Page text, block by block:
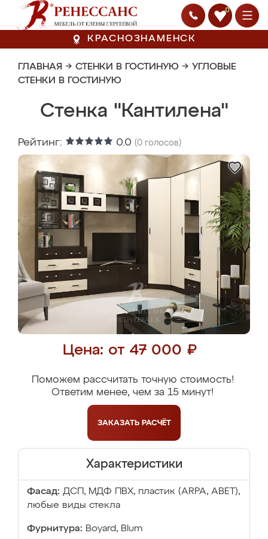
0
КРАСНОЗНАМЕНСК
ГЛАВНАЯ → СТЕНКИ В ГОСТИНУЮ → УГЛОВЫЕ
СТЕНКИ В ГОСТИНУЮ
Стенка "Кантилена"
Рейтинг: 0.0 (0 голосов)
Цена: от 47 000 ₽
Поможем рассчитать точную стоимость!
Ответим менее, чем за 15 минут!
ЗАКАЗАТЬ РАСЧЁТ
Характеристики
Фасад: ДСП, МДФ ПВХ, пластик (ARPA, ABET),
любые виды стекла
Фурнитура: Boyard, Blum